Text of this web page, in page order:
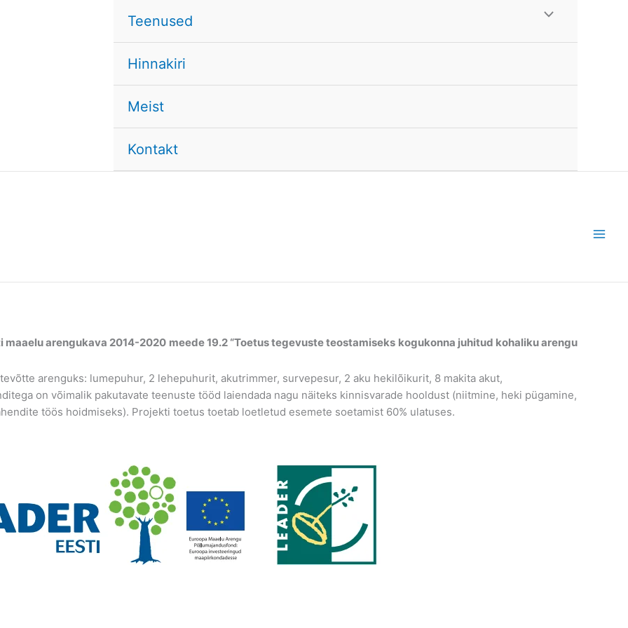
Teenused
Hinnakiri
Meist
Kontakt
maaelu arengukava 2014-2020 meede 19.2 “Toetus tegevuste teostamiseks kogukonna juhitud kohaliku arengu
arenguks: lumepuhur, 2 lehepuhurit, akutrimmer, survepesur, 2 aku hekilõikurit, 8 makita akut,
on võimalik pakutavate teenuste tööd laiendada nagu näiteks kinnisvarade hooldust (niitmine, heki pügamine,
töös hoidmiseks). Projekti toetus toetab loetletud esemete soetamist 60% ulatuses.